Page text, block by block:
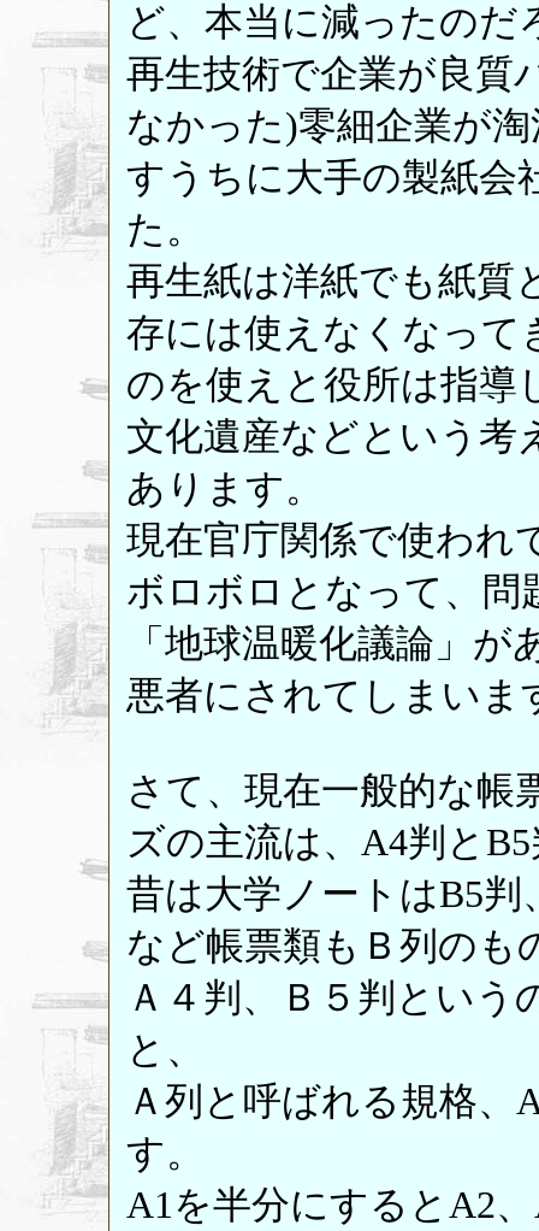
ど、本当に減ったのだ
再生技術で企業が良質
なかった)零細企業が
すうちに大手の製紙会
た。
再生紙は洋紙でも紙質
存には使えなくなって
のを使えと役所は指導
文化遺産などという考
あります。
現在官庁関係で使われ
ボロボロとなって、問
「地球温暖化議論」
悪者にされてしまいま
さて、現在一般的な帳
ズの主流は、A4判と
昔は大学ノートはB5
など帳票類もＢ列のも
Ａ４判、Ｂ５判とい
と、
Ａ列と呼ばれる規格、
す。
A1を半分にするとA2